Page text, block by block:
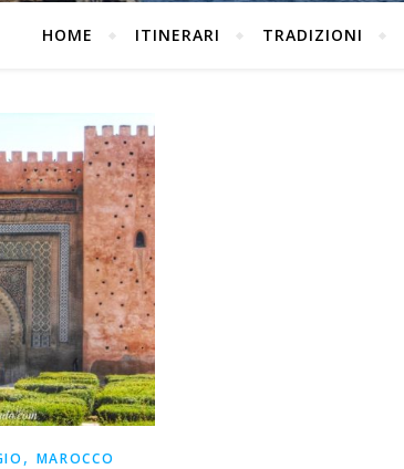
HOME ITINERARI TRADIZIONI
, MAROCCO